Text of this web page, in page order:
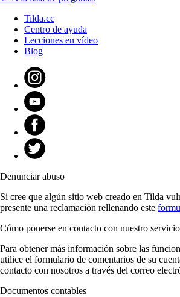
Tilda.cc
Centro de ayuda
Lecciones en vídeo
Blog
Denunciar abuso
Si cree que algún sitio web creado en Tilda
presente una reclamación rellenando este
Cómo ponerse en contacto con nuestro
Para obtener más información sobre las
utilice el formulario de comentarios de su
contacto con nosotros a través del correo
Documentos contables